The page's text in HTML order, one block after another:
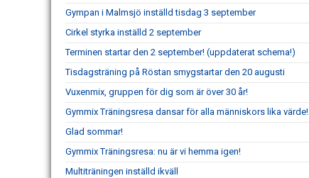
Gympan i Malmsjö inställd tisdag 3 september
Cirkel styrka inställd 2 september
Terminen startar den 2 september! (uppdaterat schema!)
Tisdagsträning på Röstan smygstartar den 20 augusti
Vuxenmix, gruppen för dig som är över 30 år!
Gymmix Träningsresa dansar för alla människors lika värde!
Glad sommar!
Gymmix Träningsresa: nu är vi hemma igen!
Multiträningen inställd ikväll